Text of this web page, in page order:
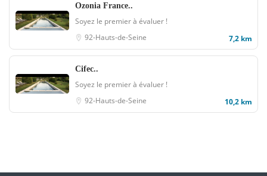
Ozonia France..
Soyez le premier à évaluer !
92-Hauts-de-Seine
7,2 km
Cifec..
Soyez le premier à évaluer !
92-Hauts-de-Seine
10,2 km